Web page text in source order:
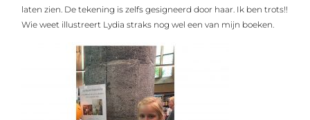
laten zien. De tekening is zelfs gesigneerd door haar. Ik ben trots!!
Wie weet illustreert Lydia straks nog wel een van mijn boeken.